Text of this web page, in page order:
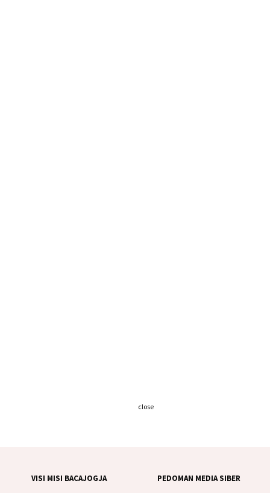
VISI MISI BACAJOGJA
PEDOMAN MEDIA SIBER
close